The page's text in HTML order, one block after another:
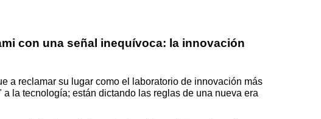
con una señal inequívoca: la innovación
a reclamar su lugar como el laboratorio de innovación más
la tecnología; están dictando las reglas de una nueva era